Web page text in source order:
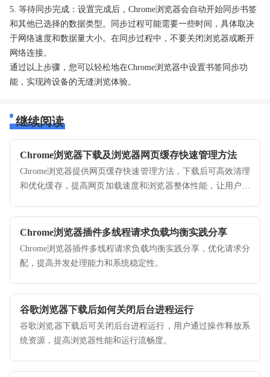
5. 等待同步完成：设置完成后，Chrome浏览器会自动开始同步书签
和其他已选择的数据类型。同步过程可能需要一些时间，具体取决
于网络速度和数据量大小。在同步过程中，不要关闭浏览器或断开
网络连接。
通过以上步骤，您可以轻松地在Chrome浏览器中设置书签同步功
能，实现跨设备的无缝浏览体验。
继续阅读
Chrome浏览器下载及浏览器网页缓存快速管理方法
Chrome浏览器提供网页缓存快速管理方法，下载后可高效清理
和优化缓存，提高网页加载速度和浏览器整体性能，让用户浏
Chrome浏览器插件多线程请求负载均衡实践分享
Chrome浏览器插件多线程请求负载均衡实践分享，优化请求分
配，提高并发处理能力和系统稳定性。
谷歌浏览器下载后如何关闭后台进程运行
谷歌浏览器下载后可关闭后台进程运行，用户通过操作释放系
统资源，提高浏览器性能和运行流畅度。